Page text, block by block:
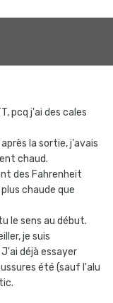
pcq j'ai des cales
la sortie, j'avais
chaud.
des Fahrenheit
chaude que
le sens au début.
je suis
déjà essayer
été (sauf l'alu